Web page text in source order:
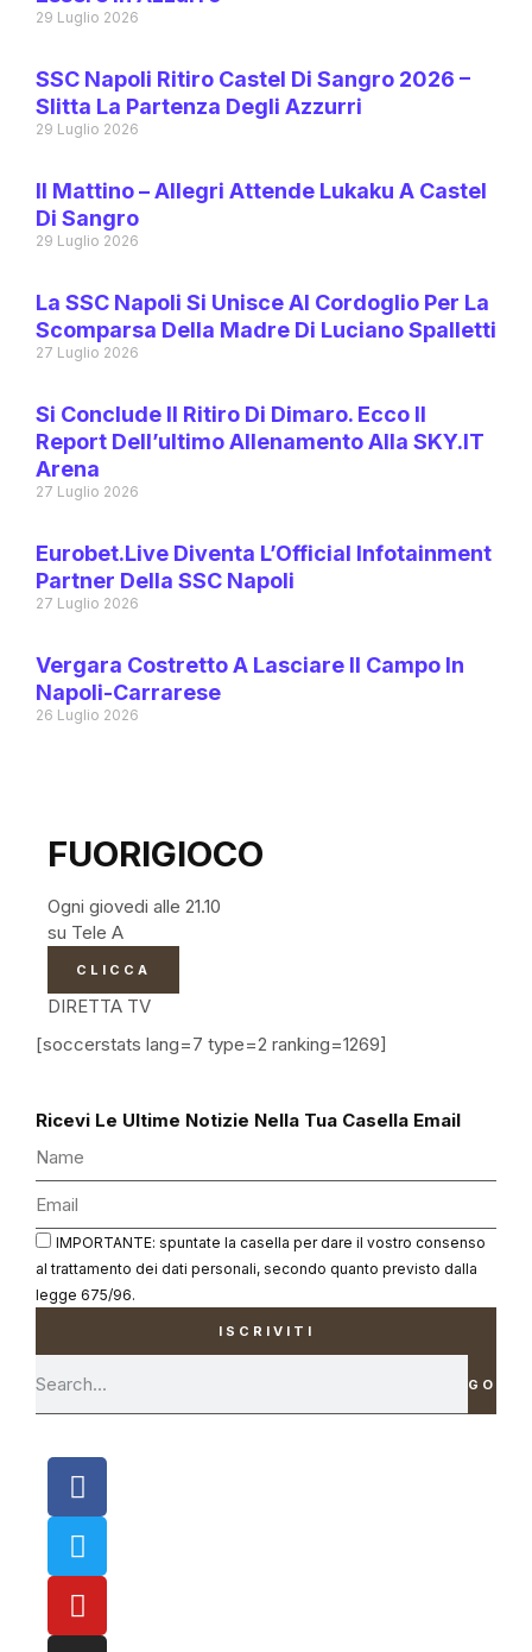
29 Luglio 2026
SSC Napoli Ritiro Castel Di Sangro 2026 –
Slitta La Partenza Degli Azzurri
29 Luglio 2026
Il Mattino – Allegri Attende Lukaku A Castel
Di Sangro
29 Luglio 2026
La SSC Napoli Si Unisce Al Cordoglio Per La
Scomparsa Della Madre Di Luciano Spalletti
27 Luglio 2026
Si Conclude Il Ritiro Di Dimaro. Ecco Il
Report Dell’ultimo Allenamento Alla SKY.IT
Arena
27 Luglio 2026
Eurobet.live Diventa L’Official Infotainment
Partner Della SSC Napoli
27 Luglio 2026
Vergara Costretto A Lasciare Il Campo In
Napoli-Carrarese
26 Luglio 2026
FUORIGIOCO
Ogni giovedi alle 21.10
su Tele A
CLICCA
DIRETTA TV
[soccerstats lang=7 type=2 ranking=1269]
Ricevi Le Ultime Notizie Nella Tua Casella Email
IMPORTANTE: spuntate la casella per dare il vostro consenso
al trattamento dei dati personali, secondo quanto previsto dalla
legge 675/96.
ISCRIVITI
GO